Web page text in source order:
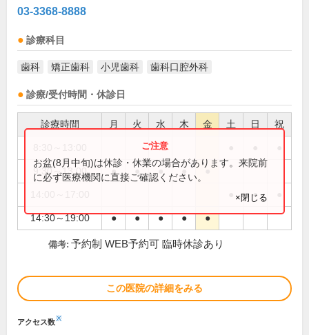
03-3368-8888
診療科目
歯科 矯正歯科 小児歯科 歯科口腔外科
診療/受付時間・休診日
診療時間 月 火 水 木 金 土 日 祝
9:30～13:00 ● ● ● ● ●
●
14:30～19:00 ● ● ● ● ●
お盆(8月中旬)は休診・休業の場合があります。来院前
に必ず医療機関に直接ご確認ください。
×閉じる
備考: 予約制 WEB予約可 臨時休診あり
この医院の詳細をみる
アクセス数※